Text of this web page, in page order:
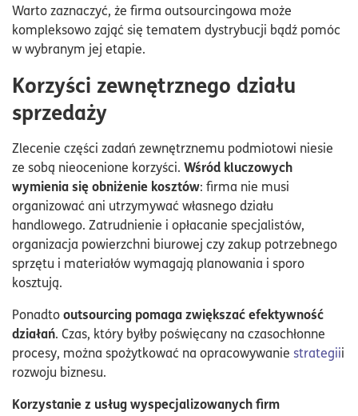
Warto zaznaczyć, że firma outsourcingowa może
kompleksowo zająć się tematem dystrybucji bądź pomóc
w wybranym jej etapie.
Korzyści zewnętrznego działu
sprzedaży
Zlecenie części zadań zewnętrznemu podmiotowi niesie
ze sobą nieocenione korzyści. Wśród kluczowych
wymienia się obniżenie kosztów: firma nie musi
organizować ani utrzymywać własnego działu
handlowego. Zatrudnienie i opłacanie specjalistów,
organizacja powierzchni biurowej czy zakup potrzebnego
sprzętu i materiałów wymagają planowania i sporo
kosztują.
Ponadtooutsourcing pomaga zwiększać efektywność
działań. Czas, który byłby poświęcany na czasochłonne
procesy, można spożytkować na opracowywanie strategiii
rozwoju biznesu.
Korzystanie z usług wyspecjalizowanych firm